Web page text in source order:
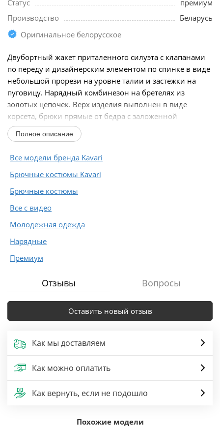
Статус
премиум
Производство
Беларусь
Оригинальное белорусское
Двубортный жакет приталенного силуэта с клапанами
по переду и дизайнерским элементом по спинке в виде
небольшой прорези на уровне талии и застёжки на
пуговицу. Нарядный комбинезон на бретелях из
золотых цепочек. Верх изделия выполнен в виде
корсета, брюки прямые от бедра с заложенной
складкой...
Полное описание
Все модели бренда Kavari
Брючные костюмы Kavari
Брючные костюмы
Все с видео
Молодежная одежда
Нарядные
Премиум
Отзывы Вопросы
Оставить новый отзыв
Как мы доставляем
Как можно оплатить
Как вернуть, если не подошло
Похожие модели